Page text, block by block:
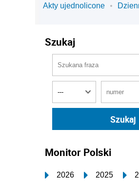
Akty ujednolicone
Szukaj
Monitor Polski
2026 2025